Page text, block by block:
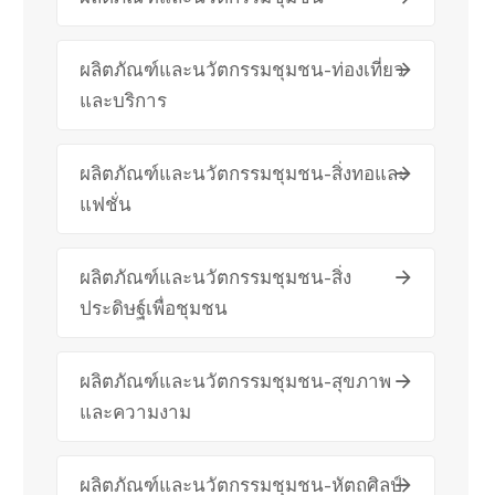
ผลิตภัณฑ์และนวัตกรรมชุมชน-ท่องเที่ยว
และบริการ
ผลิตภัณฑ์และนวัตกรรมชุมชน-สิ่งทอและ
แฟชั่น
ผลิตภัณฑ์และนวัตกรรมชุมชน-สิ่ง
ประดิษฐ์เพื่อชุมชน
ผลิตภัณฑ์และนวัตกรรมชุมชน-สุขภาพ
และความงาม
ผลิตภัณฑ์และนวัตกรรมชุมชน-หัตถศิลป์